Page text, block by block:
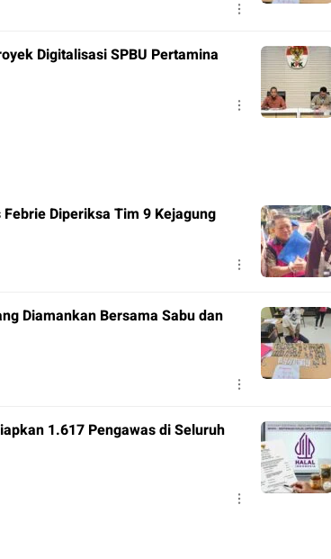
Digitalisasi SPBU Pertamina
Diperiksa Tim 9 Kejagung
Diamankan Bersama Sabu dan
1.617 Pengawas di Seluruh